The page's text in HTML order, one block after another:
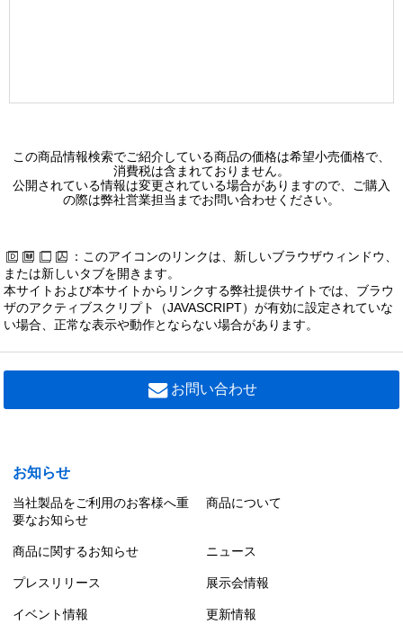
この商品情報検索でご紹介している商品の価格は希望小売価格で、
消費税は含まれておりません。
公開されている情報は変更されている場合がありますので、ご購入
の際は弊社営業担当までお問い合わせください。
：このアイコンのリンクは、新しいブラウザウィンドウ、
または新しいタブを開きます。
本サイトおよび本サイトからリンクする弊社提供サイトでは、ブラウ
ザのアクティブスクリプト（JAVASCRIPT）が有効に設定されていな
い場合、正常な表示や動作とならない場合があります。
お問い合わせ
お知らせ
当社製品をご利用のお客様へ重
要なお知らせ
商品について
商品に関するお知らせ ニュース
プレスリリース 展示会情報
イベント情報 更新情報